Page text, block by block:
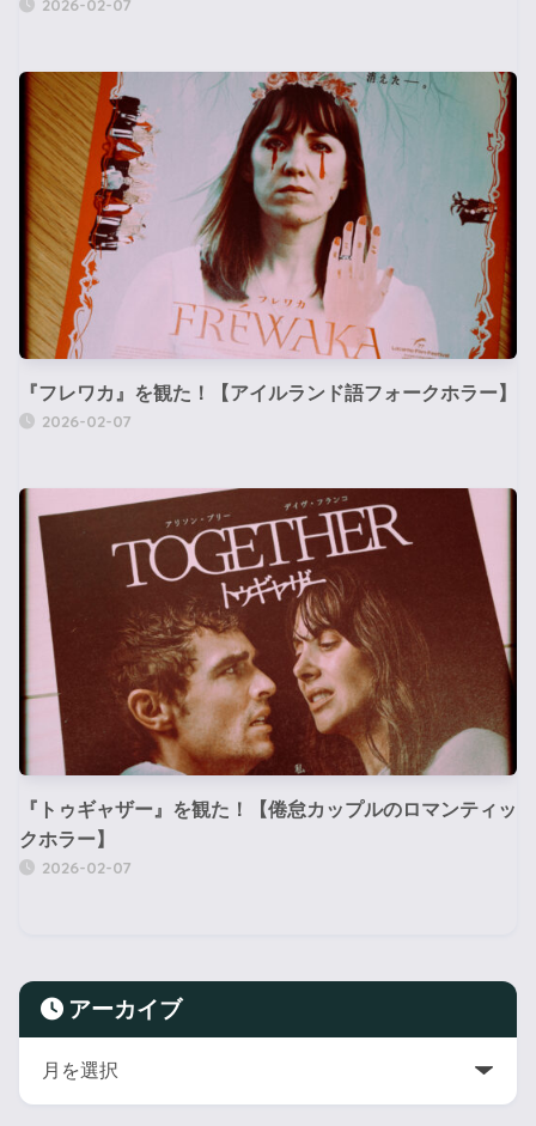
『フレワカ』を観た！【アイルランド語フォークホラー】
2026-02-07
『トゥギャザー』を観た！【倦怠カップルのロマンティッ
クホラー】
2026-02-07
アーカイブ